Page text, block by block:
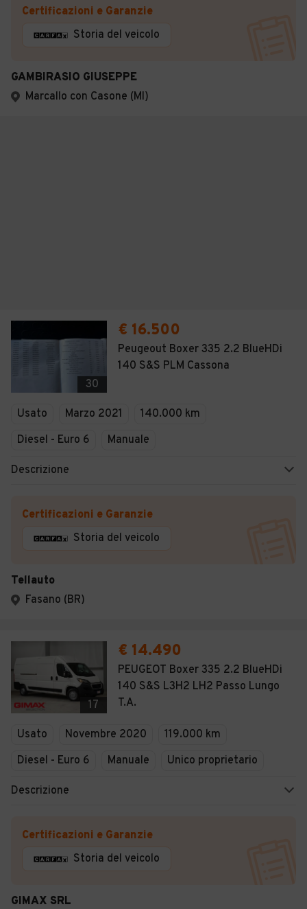
Certificazioni e Garanzie
Storia del veicolo
GAMBIRASIO GIUSEPPE
Marcallo con Casone (MI)
30
€ 16.500
Peugeout Boxer 335 2.2 BlueHDi
140 S&S PLM Cassona
Usato Marzo 2021
140.000 km
Diesel - Euro 6
Manuale
Descrizione
Certificazioni e Garanzie
Storia del veicolo
Tellauto
Fasano (BR)
17
€ 14.490
PEUGEOT Boxer 335 2.2 BlueHDi
140 S&S L3H2 LH2 Passo Lungo
T.A.
Usato Novembre 2020
119.000 km
Diesel - Euro 6
Manuale Unico proprietario
Descrizione
Certificazioni e Garanzie
Storia del veicolo
GIMAX SRL